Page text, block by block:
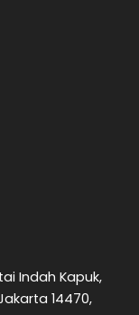
Indah Kapuk,
14470,